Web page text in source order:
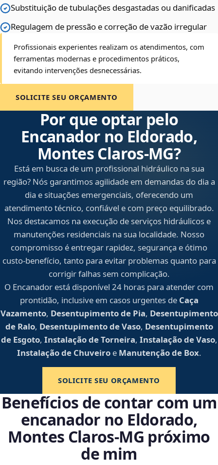
Substituição de tubulações desgastadas ou danificadas
Regulagem de pressão e correção de vazão irregular
Profissionais experientes realizam os atendimentos, com
ferramentas modernas e procedimentos práticos,
evitando intervenções desnecessárias.
SOLICITE SEU ORÇAMENTO
Por que optar pelo
Encanador no Eldorado,
Montes Claros‑MG?
Está em busca de um profissional hidráulico na sua
região? Nós garantimos agilidade em demandas do dia a
dia e situações emergenciais, oferecendo um
atendimento técnico, confiável e com preço equilibrado.
Nos destacamos na execução de serviços hidráulicos e
manutenções residenciais na sua localidade. Nosso
compromisso é entregar rapidez, segurança e ótimo
custo-benefício, tanto para evitar problemas quanto para
corrigir falhas sem complicação.
O Encanador está disponível 24 horas para atender com
prontidão, inclusive em casos urgentes de Caça
Vazamento, Desentupimento de Pia, Desentupimento
de Ralo, Desentupimento de Vaso, Desentupimento
de Esgoto, Instalação de Torneira, Instalação de Vaso,
Instalação de Chuveiroe Manutenção de Box.
SOLICITE SEU ORÇAMENTO
Benefícios de contar com um
encanador no Eldorado,
Montes Claros‑MG próximo
de mim